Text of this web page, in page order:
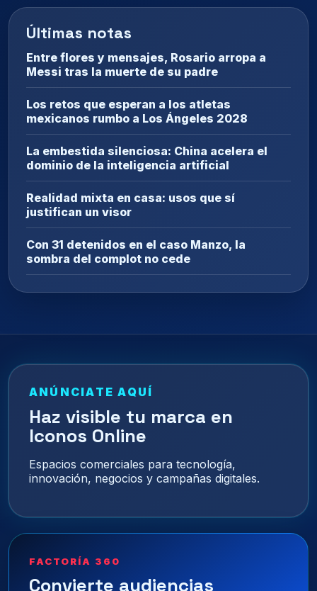
Últimas notas
Entre flores y mensajes, Rosario arropa a
Messi tras la muerte de su padre
Los retos que esperan a los atletas
mexicanos rumbo a Los Ángeles 2028
La embestida silenciosa: China acelera el
dominio de la inteligencia artificial
Realidad mixta en casa: usos que sí
justifican un visor
Con 31 detenidos en el caso Manzo, la
sombra del complot no cede
ANÚNCIATE AQUÍ
Haz visible tu marca en
Iconos Online
Espacios comerciales para tecnología,
innovación, negocios y campañas digitales.
FACTORÍA 360
Convierte audiencias